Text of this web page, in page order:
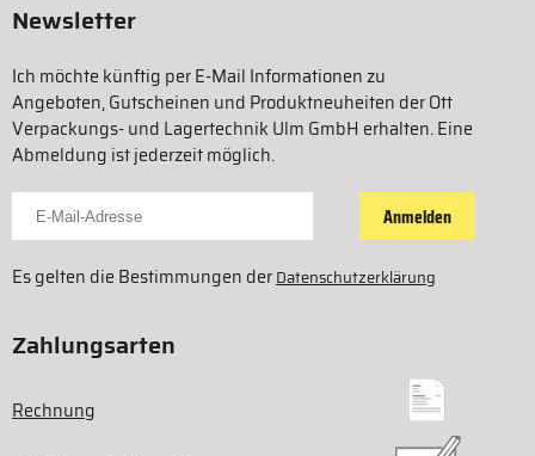
Newsletter
Ich möchte künftig per E-Mail Informationen zu
Angeboten, Gutscheinen und Produktneuheiten der Ott
Verpackungs- und Lagertechnik Ulm GmbH erhalten. Eine
Abmeldung ist jederzeit möglich.
Für Newsletter anmelden
Anmelden
Es gelten die Bestimmungen derDatenschutzerklärung
Zahlungsarten
Rechnung